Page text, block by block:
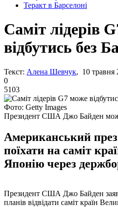
Теракт в Барселоні
Саміт лідерів
відбутись без
Текст: Алена Шевчук, 10 травня
0
5103
Фото: Getty Images
Президент США Джо Байден
Американський
поїхати на саміт
Японію через
Президент США Джо Байден
планів відвідати саміт країн